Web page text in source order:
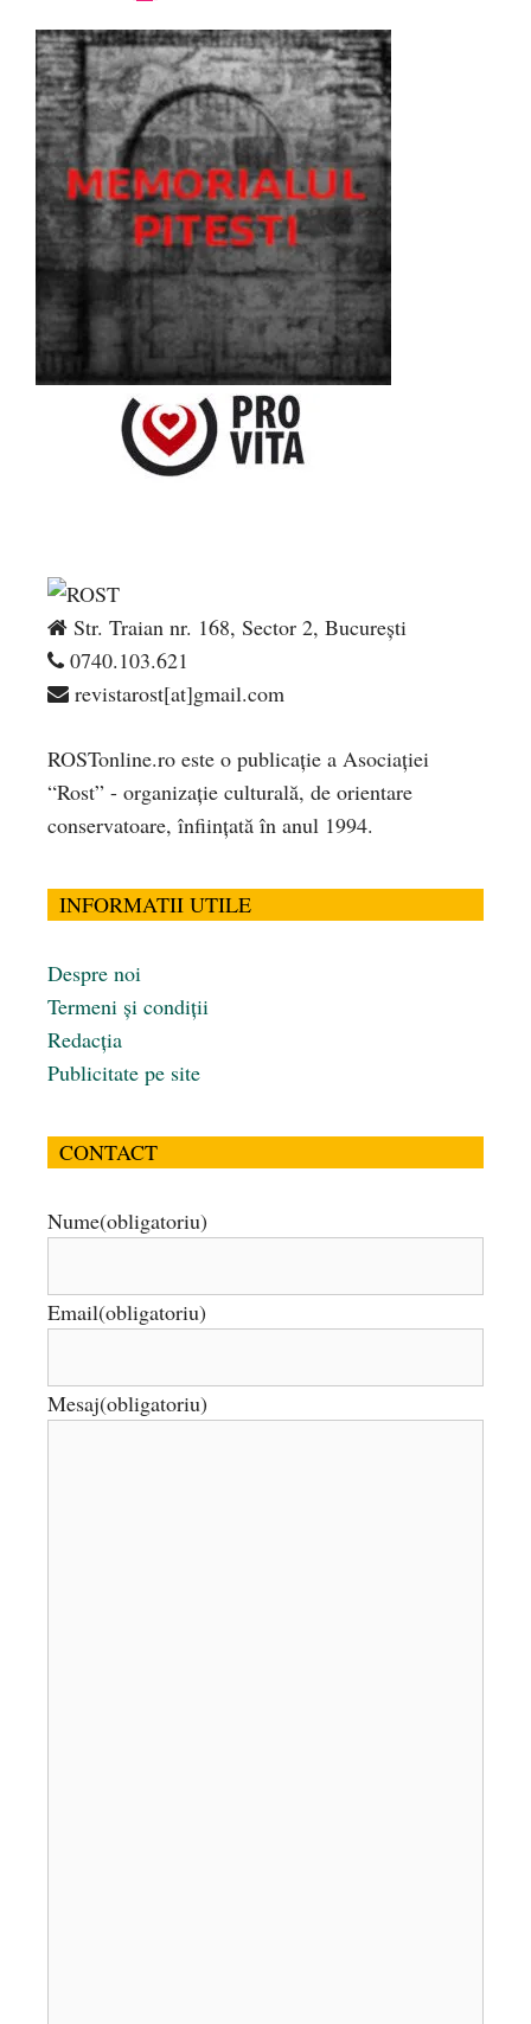
Str. Traian nr. 168, Sector 2, București
0740.103.621
revistarost[at]gmail.com
ROSTonline.ro este o publicaţie a Asociaţiei
“Rost” - organizaţie culturală, de orientare
conservatoare, înfiinţată în anul 1994.
INFORMATII UTILE
Despre noi
Termeni și condiții
Redacția
Publicitate pe site
CONTACT
Nume(obligatoriu)
Email(obligatoriu)
Mesaj(obligatoriu)